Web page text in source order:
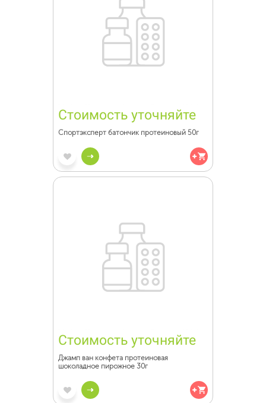
Стоимость уточняйте
Спортэксперт батончик протеиновый 50г
Стоимость уточняйте
Джамп ван конфета протеиновая
шоколадное пирожное 30г